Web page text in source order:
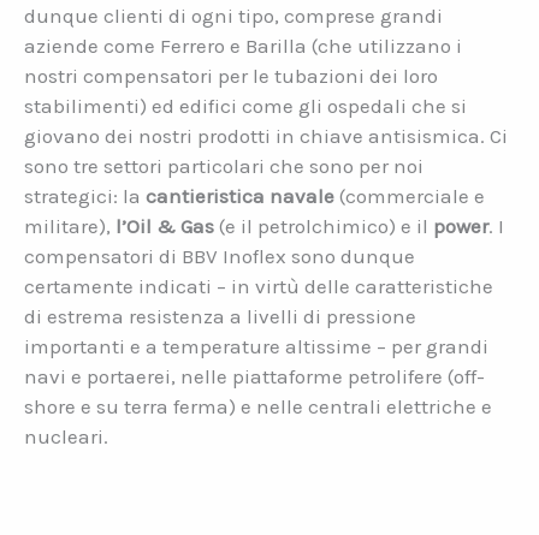
dunque clienti di ogni tipo, comprese grandi
aziende come Ferrero e Barilla (che utilizzano i
nostri compensatori per le tubazioni dei loro
stabilimenti) ed edifici come gli ospedali che si
giovano dei nostri prodotti in chiave antisismica. Ci
sono tre settori particolari che sono per noi
strategici: la cantieristica navale (commerciale e
militare), l’Oil & Gas (e il petrolchimico) e il power. I
compensatori di BBV Inoflex sono dunque
certamente indicati – in virtù delle caratteristiche
di estrema resistenza a livelli di pressione
importanti e a temperature altissime – per grandi
navi e portaerei, nelle piattaforme petrolifere (off-
shore e su terra ferma) e nelle centrali elettriche e
nucleari.